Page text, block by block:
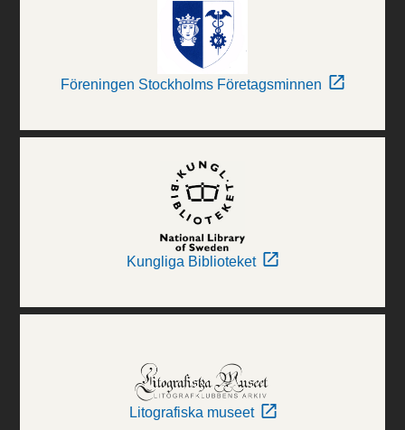
Föreningen Stockholms Företagsminnen
Kungliga Biblioteket
Litografiska museet